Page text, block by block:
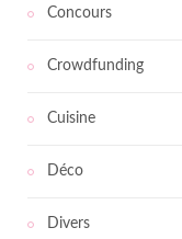
Concours
Crowdfunding
Cuisine
Déco
Divers